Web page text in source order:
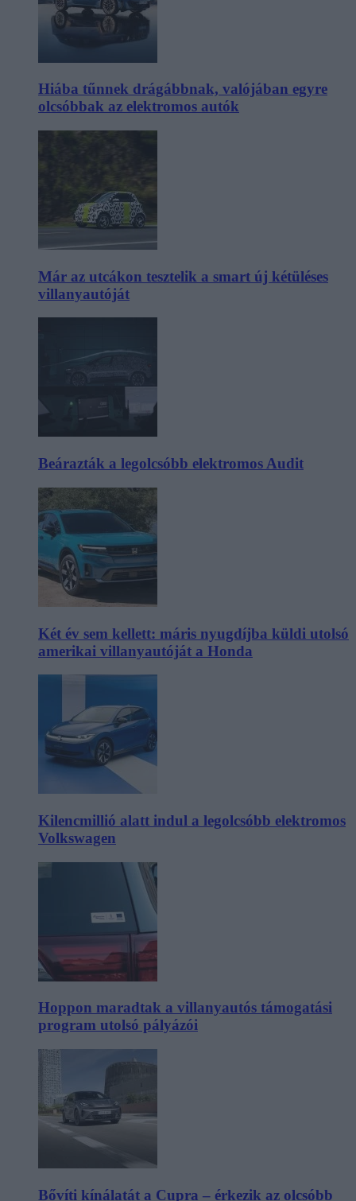
Hiába tűnnek drágábbnak, valójában egyre
olcsóbbak az elektromos autók
Már az utcákon tesztelik a smart új kétüléses
villanyautóját
Beárazták a legolcsóbb elektromos Audit
Két év sem kellett: máris nyugdíjba küldi utolsó
amerikai villanyautóját a Honda
Kilencmillió alatt indul a legolcsóbb elektromos
Volkswagen
Hoppon maradtak a villanyautós támogatási
program utolsó pályázói
Bővíti kínálatát a Cupra – érkezik az olcsóbb